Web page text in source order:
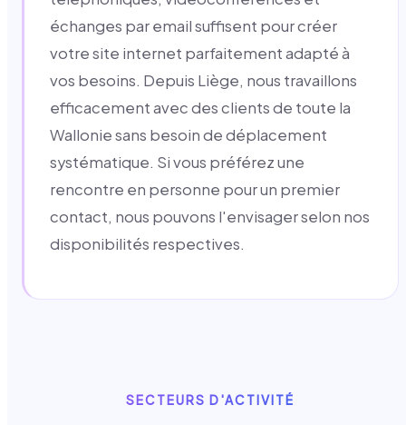
échanges par email suffisent pour créer
votre site internet parfaitement adapté à
vos besoins. Depuis Liège, nous travaillons
efficacement avec des clients de toute la
Wallonie sans besoin de déplacement
systématique. Si vous préférez une
rencontre en personne pour un premier
contact, nous pouvons l'envisager selon nos
disponibilités respectives.
SECTEURS D'ACTIVITÉ